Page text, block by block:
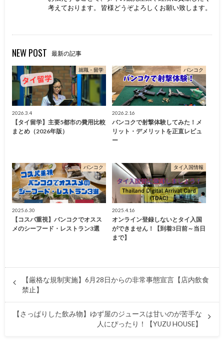
考えております。 皆様どうぞよろしくお願い致します。
NEW POST 最新の記事
就職・留学
2026.3.4
【タイ留学】主要5都市の費用比較
まとめ（2026年版）
バンコク
2026.2.16
バンコクで射撃体験してみた！メ
リット・デメリットを正直レビュ
ー
バンコク
2025.6.30
【コスパ重視】バンコクでオスス
メのシーフード・レストラン3選
タイ入国情報
2025.4.16
オンライン登録しないとタイ入国
ができません！【到着3日前～当日
まで】
【厳格な規制実施】6月28日からの非常事態宣言【店内飲食
禁止】
【さっぱりした飲み物】ゆず屋のジュースは甘いのが苦手な
人にぴったり！【YUZU HOUSE】